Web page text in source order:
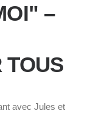
–
TOUS
avec Jules et